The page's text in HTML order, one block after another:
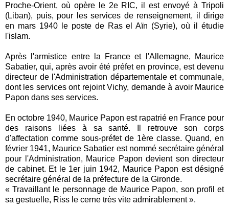
Proche-Orient, où opère le 2e RIC, il est envoyé à Tripoli
(Liban), puis, pour les services de renseignement, il dirige
en mars 1940 le poste de Ras el Aïn (Syrie), où il étudie
l'islam.
Après l'armistice entre la France et l'Allemagne, Maurice
Sabatier, qui, après avoir été préfet en province, est devenu
directeur de l'Administration départementale et communale,
dont les services ont rejoint Vichy, demande à avoir Maurice
Papon dans ses services.
En octobre 1940, Maurice Papon est rapatrié en France pour
des raisons liées à sa santé. Il retrouve son corps
d'affectation comme sous-préfet de 1ère classe. Quand, en
février 1941, Maurice Sabatier est nommé secrétaire général
pour l'Administration, Maurice Papon devient son directeur
de cabinet. Et le 1er juin 1942, Maurice Papon est désigné
secrétaire général de la préfecture de la Gironde.
« Travaillant le personnage de Maurice Papon, son profil et
sa gestuelle, Riss le cerne très vite admirablement ».